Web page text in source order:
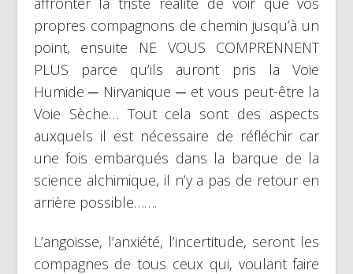
propres compagnons de chemin jusqu’à un
point, ensuite NE VOUS COMPRENNENT
PLUS parce qu’ils auront pris la Voie
Humide ─ Nirvanique ─ et vous peut-être la
Voie Sèche… Tout cela sont des aspects
auxquels il est nécessaire de réfléchir car
une fois embarqués dans la barque de la
science alchimique, il n’y a pas de retour en
arrière possible…….
L’angoisse, l’anxiété, l’incertitude, seront les
compagnes de tous ceux qui, voulant faire